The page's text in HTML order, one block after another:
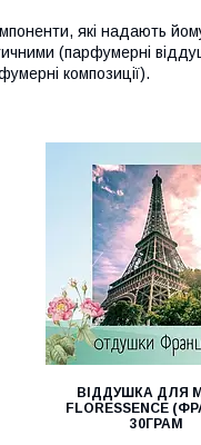
які надають
(парфумерні
композиції).
ВІДДУШКА ДЛЯ
FLORESSENCE
30ГРАМ